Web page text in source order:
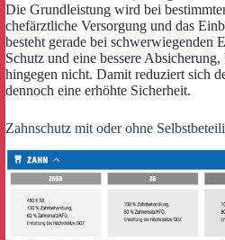
Die Grundleistung wird bei
chefärztliche Versorgung und das
besteht gerade bei schwerwiegenden
Schutz und eine bessere
hingegen nicht. Damit reduziert sich
dennoch eine erhöhte Sicherheit.
Zahnschutz mit oder ohne